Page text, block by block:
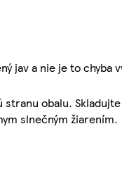
jav a nie je to chyba
obalu.
slnečným žiarením.